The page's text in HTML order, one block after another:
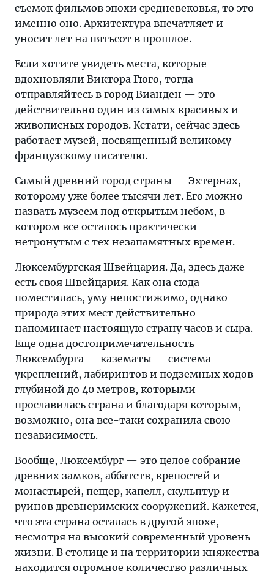
съемок фильмов эпохи средневековья, то это
именно оно. Архитектура впечатляет и
уносит лет на пятьсот в прошлое.
Если хотите увидеть места, которые
вдохновляли Виктора Гюго, тогда
отправляйтесь в город Вианден — это
действительно один из самых красивых и
живописных городов. Кстати, сейчас здесь
работает музей, посвященный великому
французскому писателю.
Самый древний город страны — Эхтернах,
которому уже более тысячи лет. Его можно
назвать музеем под открытым небом, в
котором все осталось практически
нетронутым с тех незапамятных времен.
Люксембургская Швейцария. Да, здесь даже
есть своя Швейцария. Как она сюда
поместилась, уму непостижимо, однако
природа этих мест действительно
напоминает настоящую страну часов и сыра.
Еще одна достопримечательность
Люксембурга — казематы — система
укреплений, лабиринтов и подземных ходов
глубиной до 40 метров, которыми
прославилась страна и благодаря которым,
возможно, она все-таки сохранила свою
независимость.
Вообще, Люксембург — это целое собрание
древних замков, аббатств, крепостей и
монастырей, пещер, капелл, скульптур и
руинов древнеримских сооружений. Кажется,
что эта страна осталась в другой эпохе,
несмотря на высокий современный уровень
жизни. В столице и на территории княжества
находится огромное количество различных